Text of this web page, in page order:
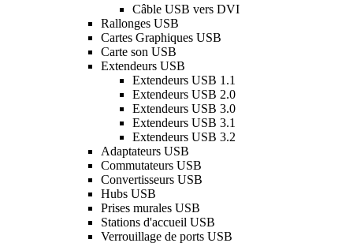
Câble USB vers DVI
Rallonges USB
Cartes Graphiques USB
Carte son USB
Extendeurs USB
Extendeurs USB 1.1
Extendeurs USB 2.0
Extendeurs USB 3.0
Extendeurs USB 3.1
Extendeurs USB 3.2
Adaptateurs USB
Commutateurs USB
Convertisseurs USB
Hubs USB
Prises murales USB
Stations d'accueil USB
Verrouillage de ports USB